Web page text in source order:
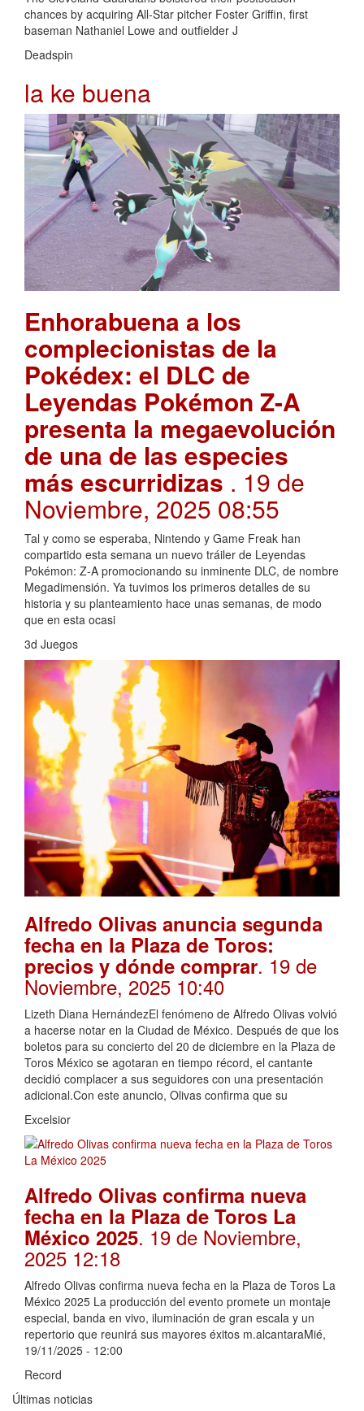
chances by acquiring All-Star pitcher Foster Griffin, first
baseman Nathaniel Lowe and outfielder J
Deadspin
la ke buena
Enhorabuena a los
complecionistas de la
Pokédex: el DLC de
Leyendas Pokémon Z-A
presenta la megaevolución
de una de las especies
más escurridizas . 19 de
Noviembre, 2025 08:55
Tal y como se esperaba, Nintendo y Game Freak han
compartido esta semana un nuevo tráiler de Leyendas
Pokémon: Z-A promocionando su inminente DLC, de nombre
Megadimensión. Ya tuvimos los primeros detalles de su
historia y su planteamiento hace unas semanas, de modo
que en esta ocasi
3d Juegos
Alfredo Olivas anuncia segunda
fecha en la Plaza de Toros:
precios y dónde comprar. 19 de
Noviembre, 2025 10:40
Lizeth Diana HernándezEl fenómeno de Alfredo Olivas volvió
a hacerse notar en la Ciudad de México. Después de que los
boletos para su concierto del 20 de diciembre en la Plaza de
Toros México se agotaran en tiempo récord, el cantante
decidió complacer a sus seguidores con una presentación
adicional.Con este anuncio, Olivas confirma que su
Excelsior
Alfredo Olivas confirma nueva
fecha en la Plaza de Toros La
México 2025. 19 de Noviembre,
2025 12:18
Alfredo Olivas confirma nueva fecha en la Plaza de Toros La
México 2025 La producción del evento promete un montaje
especial, banda en vivo, iluminación de gran escala y un
repertorio que reunirá sus mayores éxitos m.alcantaraMié,
19/11/2025 - 12:00
Record
Últimas noticias